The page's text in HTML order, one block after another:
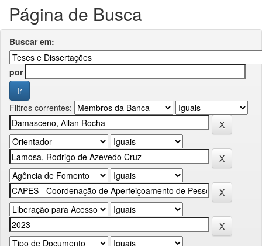
Página de Busca
Buscar em:
por
Filtros correntes: